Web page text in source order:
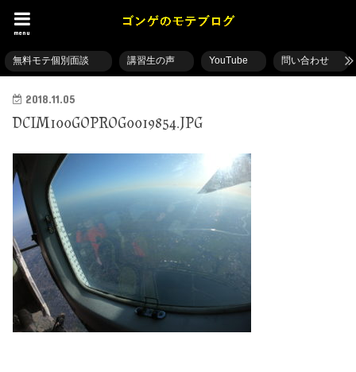
menu
無料モテ個別面談 講習生の声 YouTube 問い合わせ
2018.11.05
DCIM100GOPROG0019854.JPG